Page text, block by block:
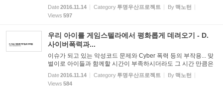
Date2016.11.14 Category 투명우산프로젝트 By 맥노턴
Views 597
우리 아이를 게임스텔라에서 평화롭게 데려오기 - D.
사이버폭력과...
이슈가 되고 있는 악성코드 문제와 Cyber 폭력 등의 부작용... 맞
벌이로 아이들과 함께할 시간이 부족하시더라도 그 시간 만큼은
집중하고 촉각을 세우시는 것이 필요합니다.
Date2016.11.14 Category 투명우산프로젝트 By 맥노턴
Views 584